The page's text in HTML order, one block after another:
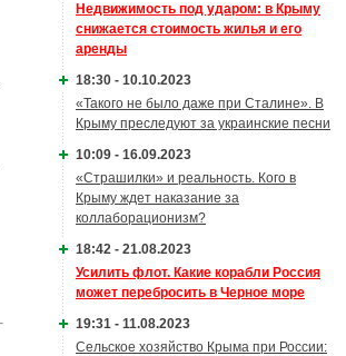
Недвижимость под ударом: в Крыму
снижается стоимость жилья и его
аренды
18:30 - 10.10.2023
«Такого не было даже при Сталине». В
Крыму преследуют за украинские песни
10:09 - 16.09.2023
«Страшилки» и реальность. Кого в
Крыму ждет наказание за
коллаборационизм?
18:42 - 21.08.2023
Усилить флот. Какие корабли Россия
может перебросить в Черное море
19:31 - 11.08.2023
Сельское хозяйство Крыма при России: